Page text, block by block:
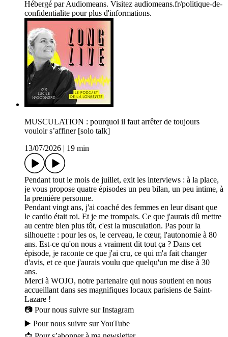
Hébergé par Audiomeans. Visitez audiomeans.fr/politique-de-
confidentialite pour plus d'informations.
MUSCULATION : pourquoi il faut arrêter de toujours
vouloir s’affiner [solo talk]
13/07/2026
19 min
Pendant tout le mois de juillet, exit les interviews : à la place,
je vous propose quatre épisodes un peu bilan, un peu intime, à
la première personne.
Pendant vingt ans, j'ai coaché des femmes en leur disant que
le cardio était roi. Et je me trompais. Ce que j'aurais dû mettre
au centre bien plus tôt, c'est la musculation. Pas pour la
silhouette : pour les os, le cerveau, le cœur, l'autonomie à 80
ans. Est-ce qu'on nous a vraiment dit tout ça ? Dans cet
épisode, je raconte ce que j'ai cru, ce qui m'a fait changer
d'avis, et ce que j'aurais voulu que quelqu'un me dise à 30
ans.
Merci à WOJO, notre partenaire qui nous soutient en nous
accueillant dans ses magnifiques locaux parisiens de Saint-
Lazare !
📷 Pour nous suivre sur Instagram
▶️ Pour nous suivre sur YouTube